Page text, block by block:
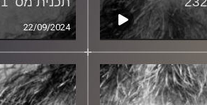
22/09/2024